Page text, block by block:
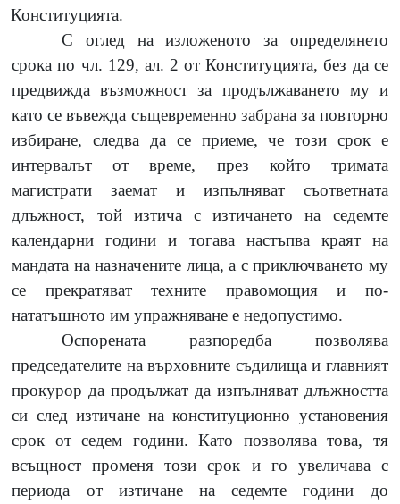
Конституцията.
С оглед на изложеното за определянето
срока по чл. 129, ал. 2от Конституцията, без да се
предвижда възможност за продължаването му и
като се въвежда същевременно забрана за повторно
избиране, следва да се приеме, че този срок е
интервалът от време, през който тримата
магистрати заемат и изпълняват съответната
длъжност, той изтича с изтичането на седемте
календарни години и тогава настъпва краят на
мандата на назначените лица, а с приключването му
се прекратяват техните правомощия и по-
нататъшното им упражняване е недопустимо.
Оспорената разпоредба позволява
председателите на върховните съдилища и главният
прокурор да продължат да изпълняват длъжността
си след изтичане на конституционно установения
срок от седем години. Като позволява това, тя
всъщност променя този срок и го увеличава с
периода от изтичане на седемте години до